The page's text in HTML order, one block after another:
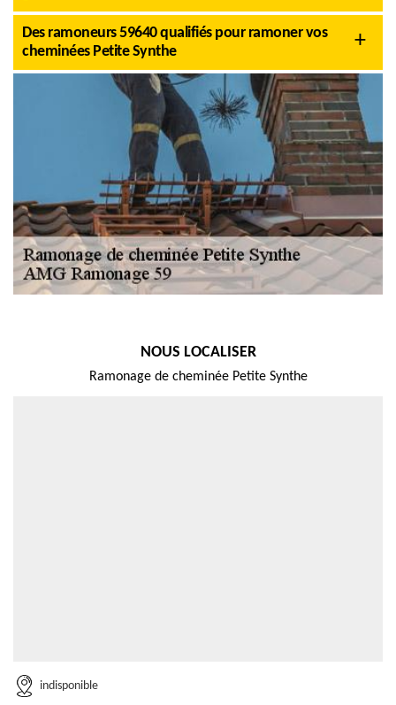
Des ramoneurs 59640 qualifiés pour ramoner vos
cheminées Petite Synthe
NOUS LOCALISER
Ramonage de cheminée Petite Synthe
indisponible